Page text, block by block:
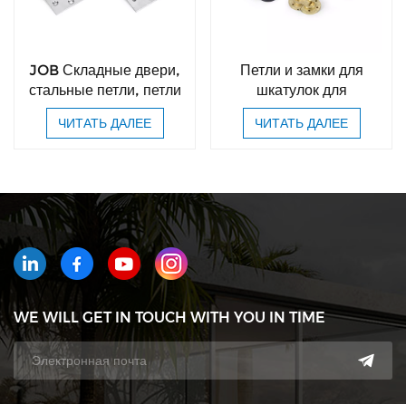
JOB Складные двери,
стальные петли, петли
для дверей шкафчиков
в ванной комнате
ЧИТАТЬ ДАЛЕЕ
Петли и замки для
шкатулок для
украшений JOB,
маленькие петли,
ЧИТАТЬ ДАЛЕЕ
WE WILL GET IN TOUCH WITH YOU IN TIME